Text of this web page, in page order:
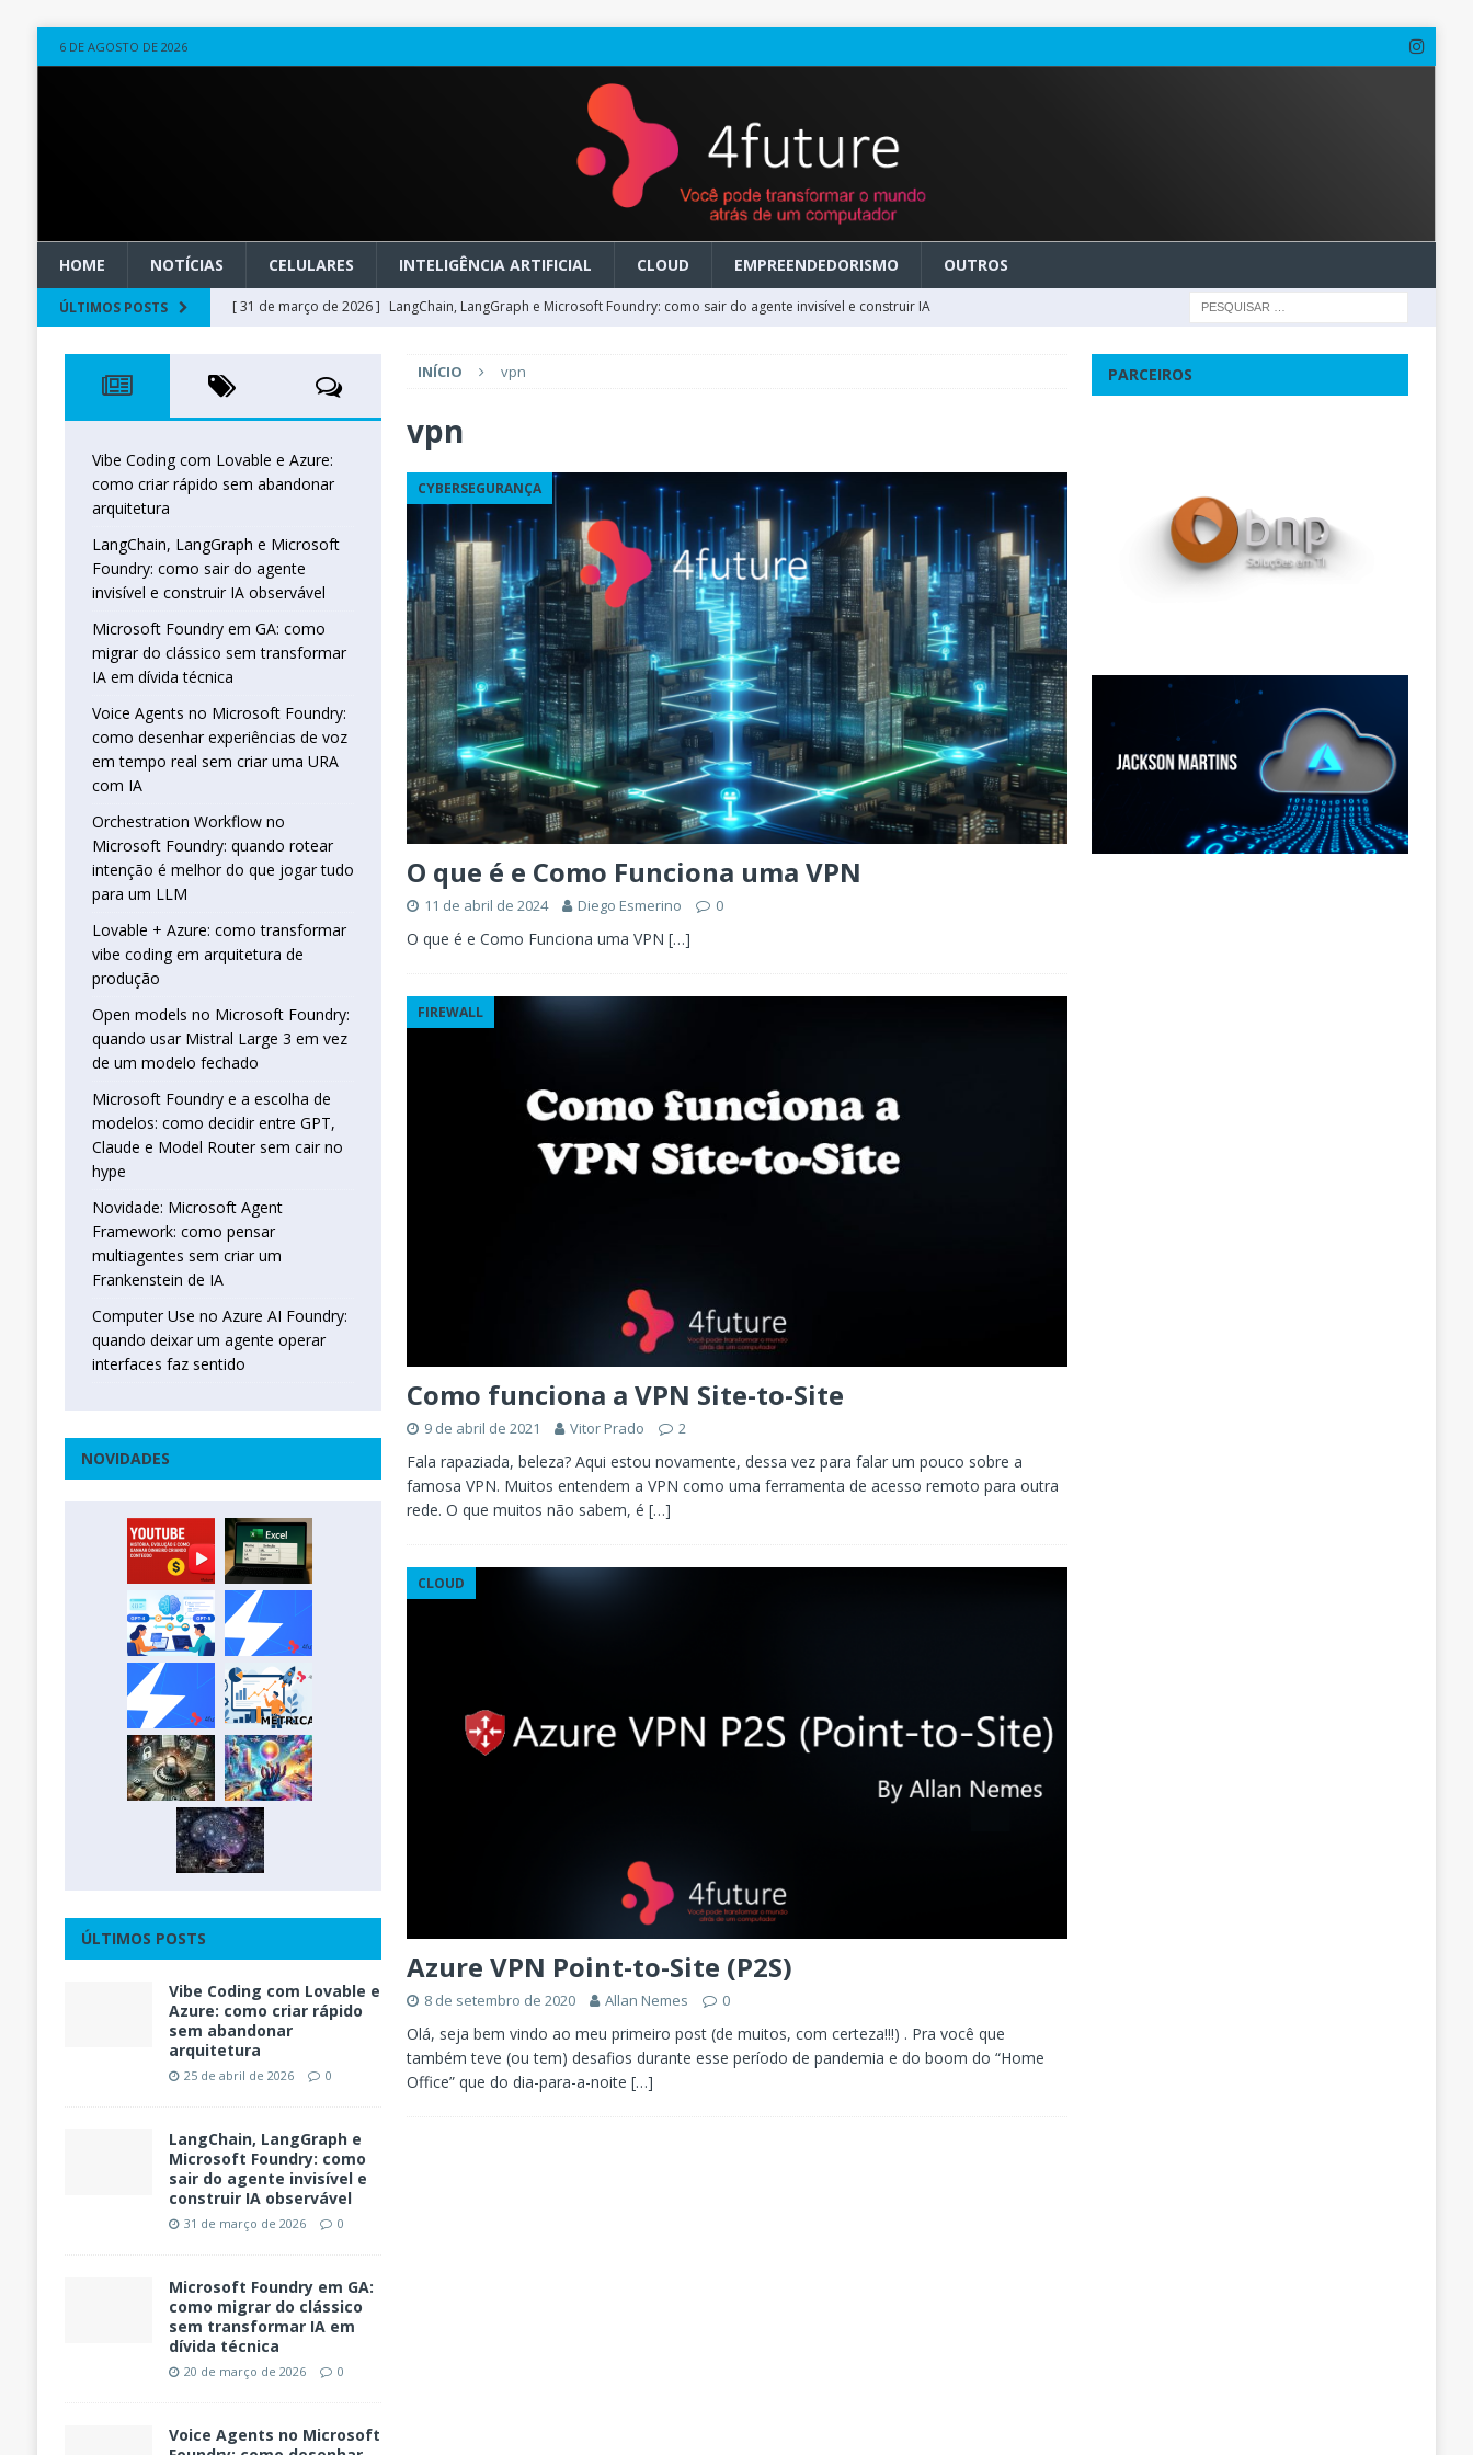
6 DE AGOSTO DE 2026
HOME NOTÍCIAS CELULARES INTELIGÊNCIA ARTIFICIAL CLOUD EMPREENDEDORISMO OUTROS
ÚLTIMOS POSTS [ 31 de março de 2026 ] LangChain, LangGraph e Microsoft Foundry: como sair do agente invisível e construir IA
[ 20 de março de 2026 ]
Microsoft Foundry em GA: como migrar do clássico sem transformar IA em dívida
técnica
INTELIGÊNCIA ARTIFICIAL
[ 27 de fevereiro de 2026 ]
Voice Agents no Microsoft Foundry: como desenhar experiências de voz em tempo
real sem criar uma URA com IA
INTELIGÊNCIA ARTIFICIAL
Orchestration Workflow no Microsoft Foundry: quando rotear intenção é melhor do
que jogar tudo para um LLM
INTELIGÊNCIA ARTIFICIAL
[ 25 de abril de 2026 ]
Vibe Coding com Lovable e Azure: como criar rápido sem abandonar arquitetura
INÍCIO vpn
vpn
CYBERSEGURANÇA
O que é e Como Funciona uma VPN
11 de abril de 2024 Diego Esmerino 0
O que é e Como Funciona uma VPN[…]
FIREWALL
Como funciona a VPN Site-to-Site
9 de abril de 2021 Vitor Prado 2
Fala rapaziada, beleza? Aqui estou novamente, dessa vez para falar um pouco sobre a
famosa VPN. Muitos entendem a VPN como uma ferramenta de acesso remoto para outra
rede. O que muitos não sabem, é[…]
CLOUD
Azure VPN Point-to-Site (P2S)
8 de setembro de 2020 Allan Nemes 0
Olá, seja bem vindo ao meu primeiro post (de muitos, com certeza!!!) . Pra você que
também teve (ou tem) desafios durante esse período de pandemia e do boom do “Home
Office” que do dia-para-a-noite[…]
Vibe Coding com Lovable e Azure:
como criar rápido sem abandonar
arquitetura
LangChain, LangGraph e Microsoft
Foundry: como sair do agente
invisível e construir IA observável
Microsoft Foundry em GA: como
migrar do clássico sem transformar
IA em dívida técnica
Voice Agents no Microsoft Foundry:
como desenhar experiências de voz
em tempo real sem criar uma URA
com IA
Orchestration Workflow no
Microsoft Foundry: quando rotear
intenção é melhor do que jogar tudo
para um LLM
Lovable + Azure: como transformar
vibe coding em arquitetura de
produção
Open models no Microsoft Foundry:
quando usar Mistral Large 3 em vez
de um modelo fechado
Microsoft Foundry e a escolha de
modelos: como decidir entre GPT,
Claude e Model Router sem cair no
hype
Novidade: Microsoft Agent
Framework: como pensar
multiagentes sem criar um
Frankenstein de IA
Computer Use no Azure AI Foundry:
quando deixar um agente operar
interfaces faz sentido
NOVIDADES
ÚLTIMOS POSTS
Vibe Coding com Lovable e
Azure: como criar rápido
sem abandonar
arquitetura
25 de abril de 2026 0
LangChain, LangGraph e
Microsoft Foundry: como
sair do agente invisível e
construir IA observável
31 de março de 2026 0
Microsoft Foundry em GA:
como migrar do clássico
sem transformar IA em
dívida técnica
20 de março de 2026 0
Voice Agents no Microsoft
PARCEIROS